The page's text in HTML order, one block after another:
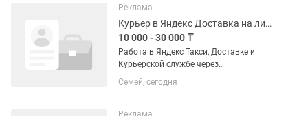
сразу после...
Реклама
Курьер в Яндекс Доставка на личном авто, мото, вело, пешие
10 000 - 30 000 ₸
Работа в Яндекс Такси, Доставке и
Курьерской службе через
официального партнера Яндекс Такси-
ARLAN TAXI. Подключение онлайн за 5
сразу после...
Семей, сегодня
Реклама